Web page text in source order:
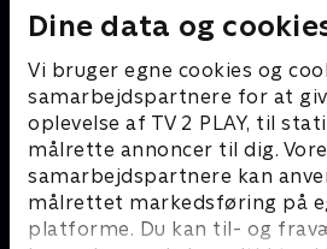
Dine data og
Vi bruger egne cookies og
samarbejdspartnere for at
oplevelse af TV 2 PLAY, til
målrette annoncer til dig.
samarbejdspartnere kan
målrettet markedsføring på
platforme. Du kan til- og
Top Dog
Krimi & Spænding • 1 sæsoner